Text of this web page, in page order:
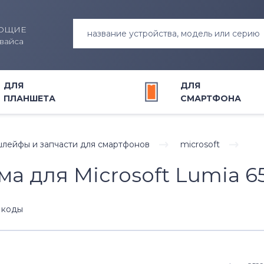
название устройства, модель или серию
для ноутбуков Клавиатуры
для ноутбуков Шлейфы для ноутбуков
ДЛЯ
ПЛАНШЕТА
для планшетов Модули для планшетов
запчасти для планшетов
ДЛЯ
СМАРТФОНА
для смартфонов Модули и экраны для
для
Блоки питания для
для шуруповертов Жесткие диски и SSD для
и запчасти для смартфонов microsoft
для Microsoft Lumia